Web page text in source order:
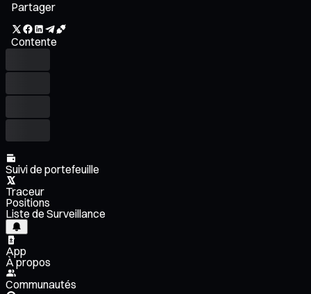
Partager
Contente
Suivi de portefeuille
Traceur
Positions
Liste de Surveillance
App
À propos
Communautés